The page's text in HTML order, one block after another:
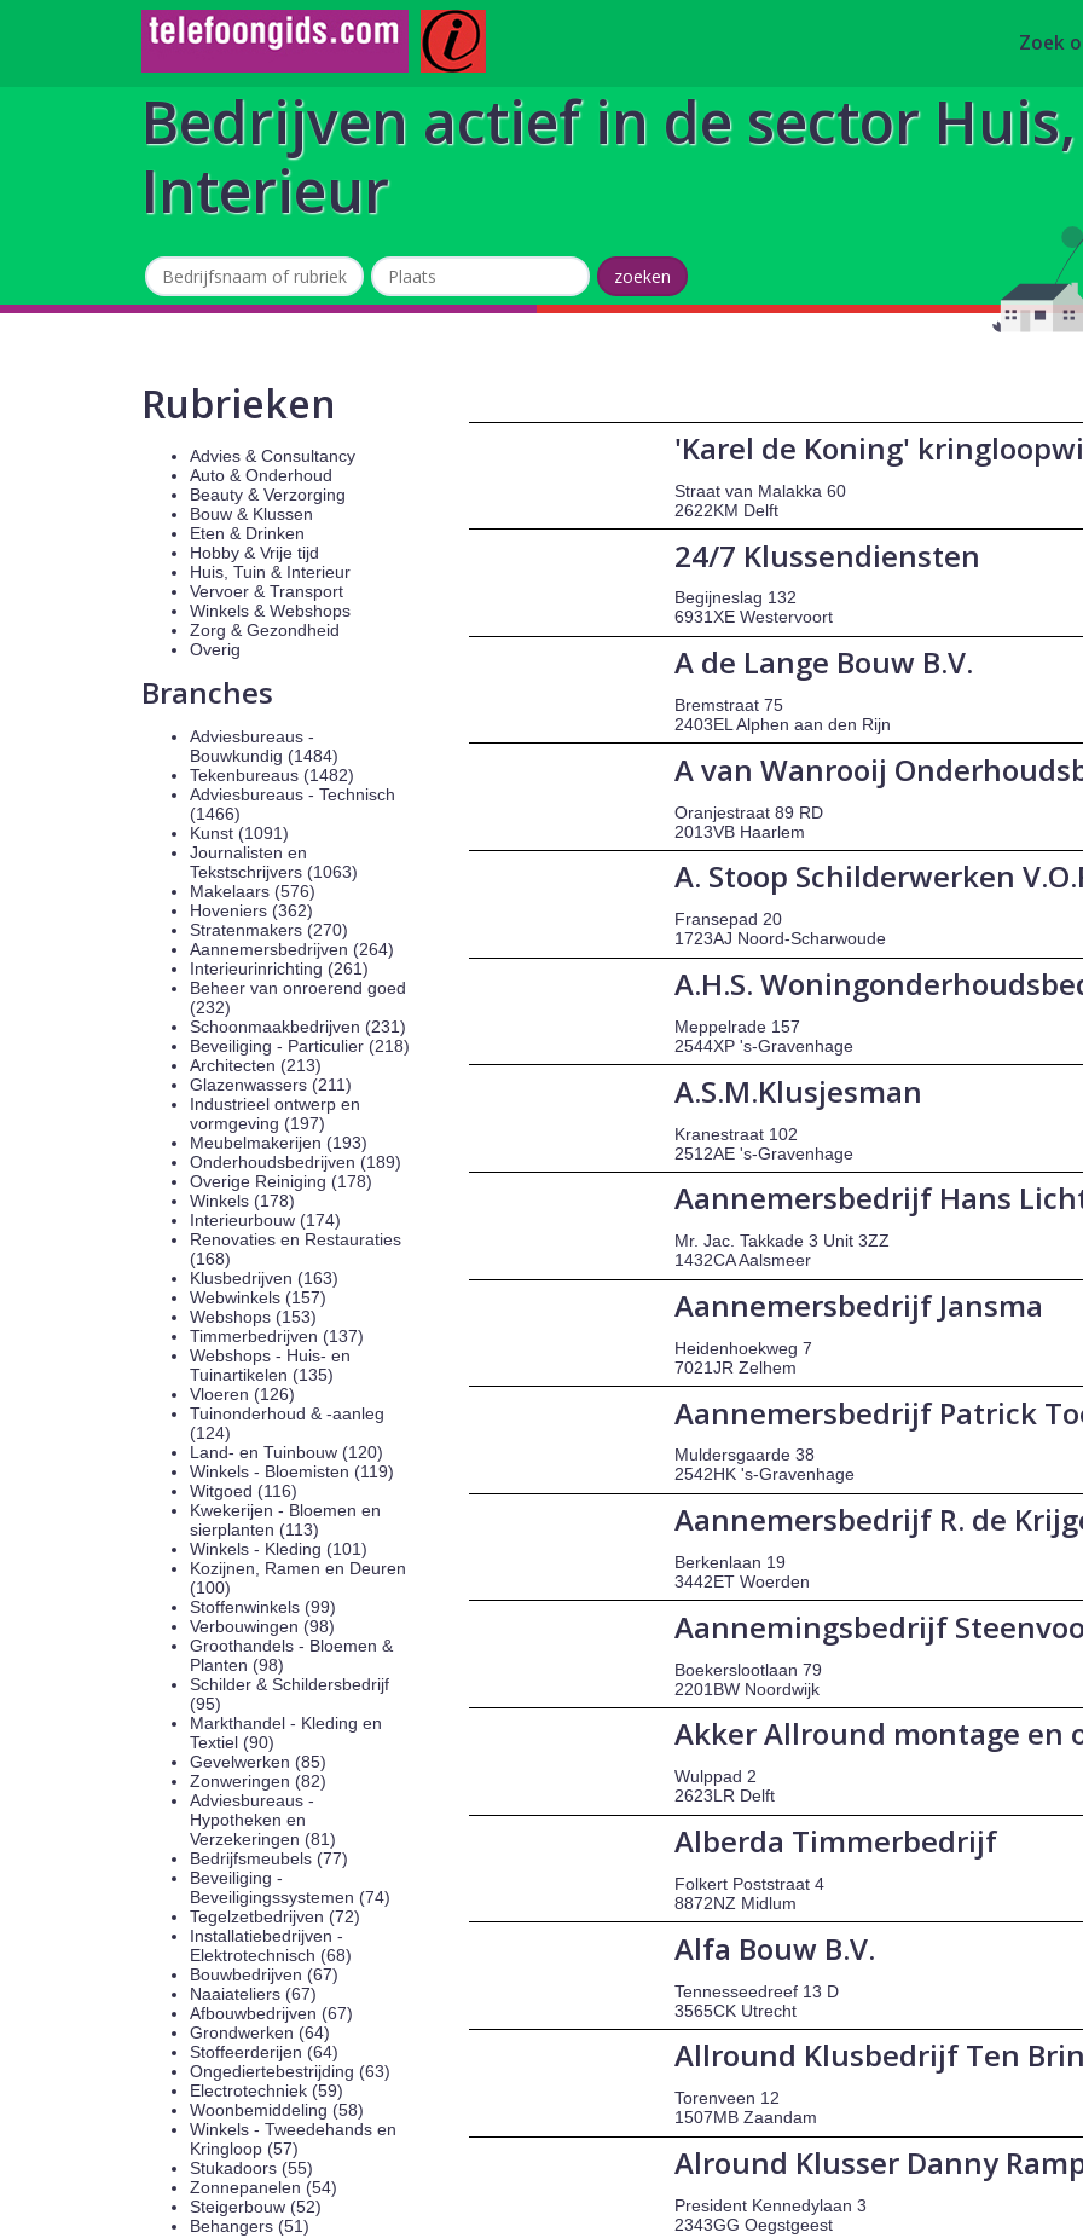
Zoek
Bedrijven actief in de sector
Interieur
Rubrieken
Advies & Consultancy
Auto & Onderhoud
Beauty & Verzorging
Bouw & Klussen
Eten & Drinken
Hobby & Vrije tijd
Huis, Tuin & Interieur
Vervoer & Transport
Winkels & Webshops
Zorg & Gezondheid
Overig
Branches
Adviesbureaus -
Bouwkundig (1484)
Tekenbureaus (1482)
Adviesbureaus - Technisch
(1466)
Kunst (1091)
Journalisten en
Tekstschrijvers (1063)
Makelaars (576)
Hoveniers (362)
Stratenmakers (270)
Aannemersbedrijven (264)
Interieurinrichting (261)
Beheer van onroerend goed
(232)
Schoonmaakbedrijven (231)
Beveiliging - Particulier (218)
Architecten (213)
Glazenwassers (211)
Industrieel ontwerp en
vormgeving (197)
Meubelmakerijen (193)
Onderhoudsbedrijven (189)
Overige Reiniging (178)
Winkels (178)
Interieurbouw (174)
Renovaties en Restauraties
(168)
Klusbedrijven (163)
Webwinkels (157)
Webshops (153)
Timmerbedrijven (137)
Webshops - Huis- en
Tuinartikelen (135)
Vloeren (126)
Tuinonderhoud & -aanleg
(124)
Land- en Tuinbouw (120)
Winkels - Bloemisten (119)
Witgoed (116)
Kwekerijen - Bloemen en
sierplanten (113)
Winkels - Kleding (101)
Kozijnen, Ramen en Deuren
(100)
Stoffenwinkels (99)
Verbouwingen (98)
Groothandels - Bloemen &
Planten (98)
Schilder & Schildersbedrijf
(95)
Markthandel - Kleding en
Textiel (90)
Gevelwerken (85)
Zonweringen (82)
Adviesbureaus -
Hypotheken en
Verzekeringen (81)
Bedrijfsmeubels (77)
Beveiliging -
Beveiligingssystemen (74)
Tegelzetbedrijven (72)
Installatiebedrijven -
Elektrotechnisch (68)
Bouwbedrijven (67)
Naaiateliers (67)
Afbouwbedrijven (67)
Grondwerken (64)
Stoffeerderijen (64)
Ongediertebestrijding (63)
Electrotechniek (59)
Woonbemiddeling (58)
Winkels - Tweedehands en
Kringloop (57)
Stukadoors (55)
Zonnepanelen (54)
Steigerbouw (52)
Behangers (51)
'Karel de Koning'
Straat van Malakka 60
2622KM Delft
24/7 Klussendiensten
Begijneslag 132
6931XE Westervoort
A de Lange Bouw B.V.
Bremstraat 75
2403EL Alphen aan den Rijn
A van Wanrooij
Oranjestraat 89 RD
2013VB Haarlem
A. Stoop Schilderwerken
Fransepad 20
1723AJ Noord-Scharwoude
A.H.S.
Meppelrade 157
2544XP 's-Gravenhage
A.S.M.Klusjesman
Kranestraat 102
2512AE 's-Gravenhage
Aannemersbedrijf Hans Licht
Mr. Jac. Takkade 3 Unit 3ZZ
1432CA Aalsmeer
Aannemersbedrijf Jansma
Heidenhoekweg 7
7021JR Zelhem
Aannemersbedrijf Patrick
Muldersgaarde 38
2542HK 's-Gravenhage
Aannemersbedrijf R. de
Berkenlaan 19
3442ET Woerden
Aannemingsbedrijf
Boekerslootlaan 79
2201BW Noordwijk
Akker Allround montage en
Wulppad 2
2623LR Delft
Alberda Timmerbedrijf
Folkert Poststraat 4
8872NZ Midlum
Alfa Bouw B.V.
Tennesseedreef 13 D
3565CK Utrecht
Allround Klusbedrijf Ten
Torenveen 12
1507MB Zaandam
Alround Klusser Danny
President Kennedylaan 3
2343GG Oegstgeest